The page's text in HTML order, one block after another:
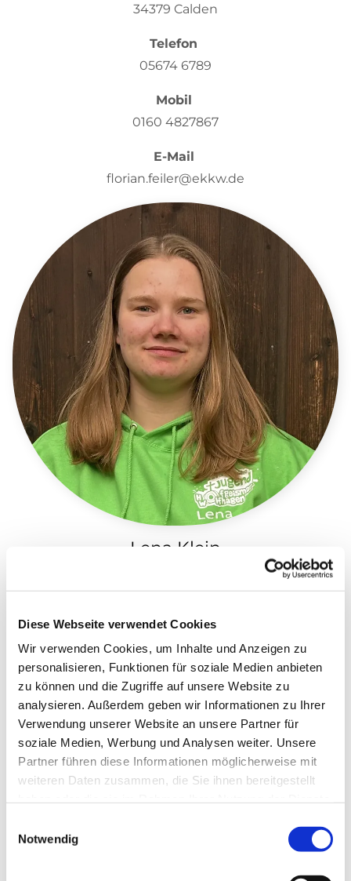
Diese Webseite verwendet Cookies
Wir verwenden Cookies, um Inhalte und Anzeigen zu
personalisieren, Funktionen für soziale Medien anbieten
zu können und die Zugriffe auf unsere Website zu
analysieren. Außerdem geben wir Informationen zu Ihrer
Verwendung unserer Website an unsere Partner für
soziale Medien, Werbung und Analysen weiter. Unsere
Partner führen diese Informationen möglicherweise mit
weiteren Daten zusammen, die Sie ihnen bereitgestellt
Notwendig
34379 Calden
Telefon
05674 6789
Mobil
0160 4827867
E-Mail
florian.feiler@ekkw.de
Lena Klein
Gemeindereferentin im Kooperationsraum
Mühlentor 1
34369 Hofgeismar
Telefon
05671 1341
E-Maillena.klein@ekkw.de